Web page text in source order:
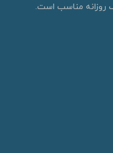
مناسب است.